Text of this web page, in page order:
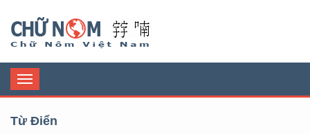
Toggle
navigation
Từ Điển